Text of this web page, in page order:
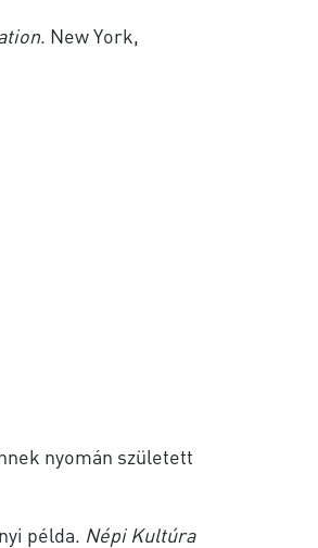
. New York,
nyomán született
példa. Népi Kultúra